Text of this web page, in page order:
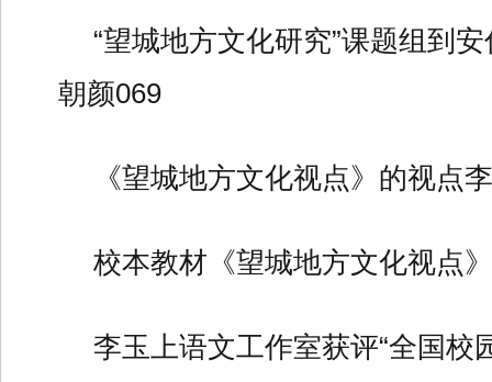
“望城地方文化研究”课题组到
朝颜069
《望城地方文化视点》的视点
校本教材《望城地方文化视点
李玉上语文工作室获评“全国校